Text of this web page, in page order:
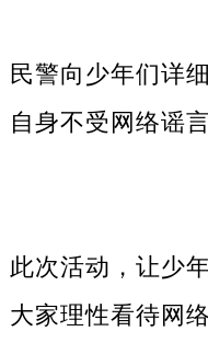
民警向少年们详
自身不受网络谣
此次活动，让少
大家理性看待网